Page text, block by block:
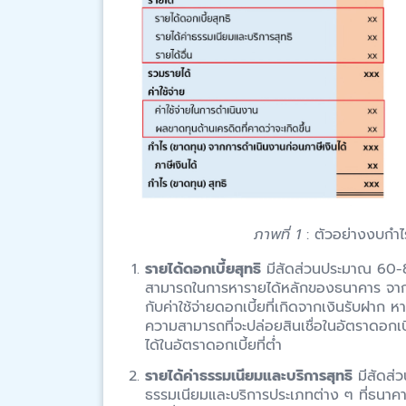
ภาพที่ 1: ตัวอย่างงบกำไ
รายได้ดอกเบี้ยสุทธิ มีสัดส่วนประมาณ 60-
สามารถในการหารายได้หลักของธนาคาร จ
กับค่าใช้จ่ายดอกเบี้ยที่เกิดจากเงินรับฝาก
ความสามารถที่จะปล่อยสินเชื่อในอัตราดอ
ได้ในอัตราดอกเบี้ยที่ต่ำ
รายได้ค่าธรรมเนียมและบริการสุทธิ มีสัดส่ว
ธรรมเนียมและบริการประเภทต่าง ๆ ที่ธนา